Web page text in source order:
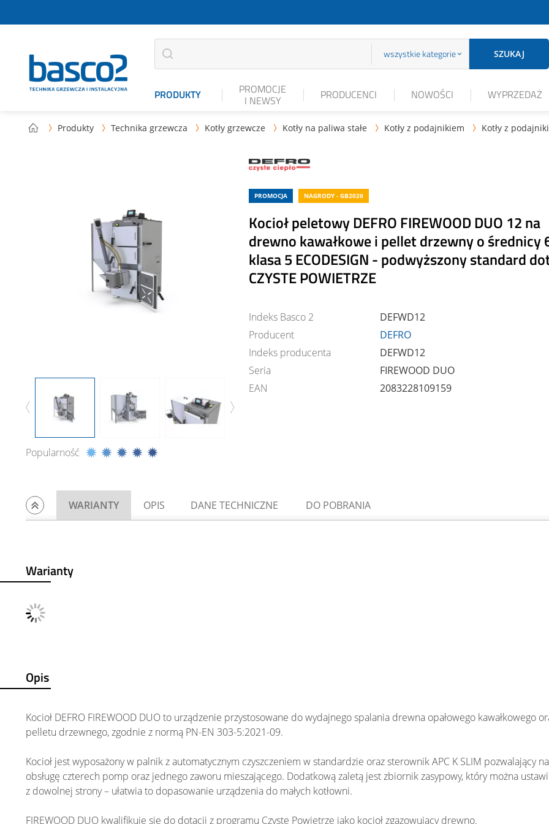
wszystkie kategorie SZUKAJ
PRODUKTY PROMOCJE
I NEWSY PRODUCENCI NOWOŚCI WYPRZEDAŻ
 Produkty  Technika grzewcza  Kotły grzewcze  Kotły na paliwa stałe  Kotły z podajnikiem  Kotły z
Popularność
PROMOCJA NAGRODY - GB2026
Kocioł peletowy DEFRO FIREWOOD DUO 12 na
drewno kawałkowe i pellet drzewny o średnicy
klasa 5 ECODESIGN - podwyższony standard
CZYSTE POWIETRZE
Indeks Basco 2
DEFWD12
Producent
DEFRO
Indeks producenta
DEFWD12
Seria
FIREWOOD DUO
EAN
2083228109159
WARIANTY OPIS DANE TECHNICZNE DO POBRANIA
Warianty
Opis
Kocioł DEFRO FIREWOOD DUO to urządzenie przystosowane do wydajnego spalania drewna opałowego kawałkowego
pelletu drzewnego, zgodnie z normą PN-EN 303-5:2021-09.
Kocioł jest wyposażony w palnik z automatycznym czyszczeniem w standardzie oraz sterownik APC K SLIM pozwalający na
obsługę czterech pomp oraz jednego zaworu mieszającego. Dodatkową zaletą jest zbiornik zasypowy, który można
z dowolnej strony – ułatwia to dopasowanie urządzenia do małych kotłowni.
FIREWOOD DUO kwalifikuje się do dotacji z programu Czyste Powietrze jako kocioł zgazowujący drewno.